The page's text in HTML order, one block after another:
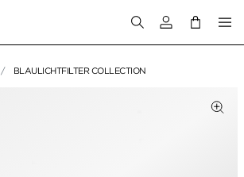
Melden Sie
BLAULICHTFILTER COLLECTION